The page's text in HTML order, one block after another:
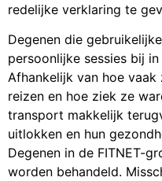
redelijke verklaring te
Degenen die
persoonlijke sessies bij
Afhankelijk van hoe
reizen en hoe ziek ze
transport makkelijk
uitlokken en hun
Degenen in de FITNET-
worden behandeld.